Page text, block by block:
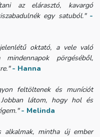
az elárasztó, kavargó
egy satuból."-
oktató, a vele való
pörgéséből,
- Hanna
feltöltenek és muníciót
látom, hogy hol és
- Melinda
mintha új ember